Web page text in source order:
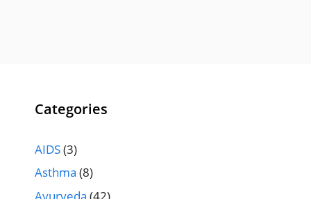
Categories
AIDS(3)
Asthma (8)
Ayurveda (42)